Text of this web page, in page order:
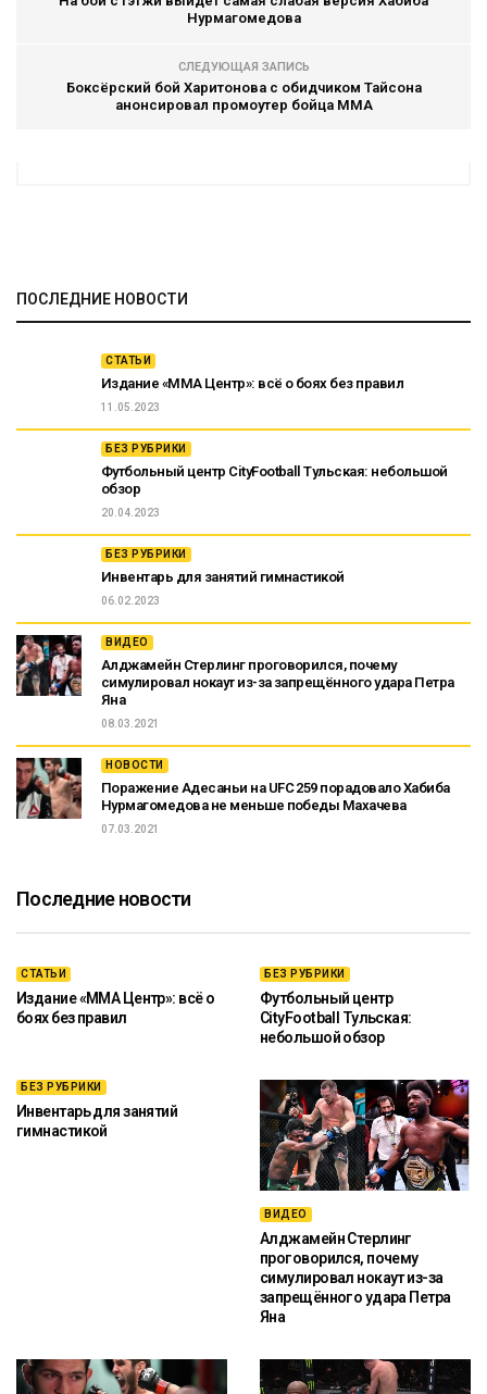
Нурмагомедова
СЛЕДУЮЩАЯ ЗАПИСЬ
Боксёрский бой Харитонова с обидчиком Тайсона
анонсировал промоутер бойца ММА
ПОСЛЕДНИЕ НОВОСТИ
СТАТЬИ
Издание «ММА Центр»: всё о боях без правил
11.05.2023
БЕЗ РУБРИКИ
Футбольный центр CityFootball Тульская: небольшой
обзор
20.04.2023
БЕЗ РУБРИКИ
Инвентарь для занятий гимнастикой
06.02.2023
ВИДЕО
Алджамейн Стерлинг проговорился, почему
симулировал нокаут из-за запрещённого удара Петра
Яна
08.03.2021
НОВОСТИ
Поражение Адесаньи на UFC 259 порадовало Хабиба
Нурмагомедова не меньше победы Махачева
07.03.2021
Последние новости
СТАТЬИ
Издание «ММА Центр»: всё о
боях без правил
БЕЗ РУБРИКИ
Футбольный центр
CityFootball Тульская:
небольшой обзор
БЕЗ РУБРИКИ
Инвентарь для занятий
гимнастикой
ВИДЕО
Алджамейн Стерлинг
проговорился, почему
симулировал нокаут из-за
запрещённого удара Петра
Яна